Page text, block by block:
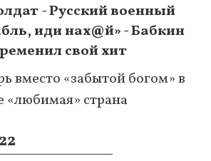
- Русский военный
иди нах@й» - Бабкин
свой хит
вместо «забытой богом» в
«любимая» страна